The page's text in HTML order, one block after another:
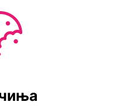
на седниците на